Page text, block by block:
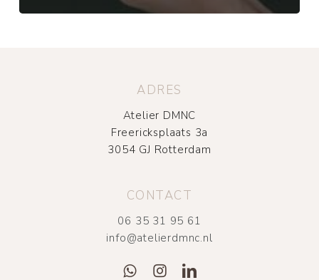
ADRES
Atelier DMNC
Freericksplaats 3a
3054 GJ Rotterdam
CONTACT
06 35 31 95 61
info@atelierdmnc.nl